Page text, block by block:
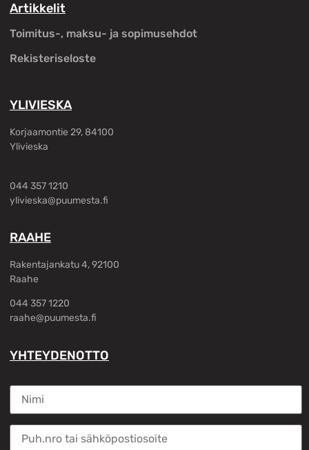
Artikkelit
Toimitus-, maksu- ja sopimusehdot
Rekisteriseloste
YLIVIESKA
Korjaamontie 29, 84100
Ylivieska
044 357 1210
ylivieska@puumesta.fi
RAAHE
Rakentajankatu 4, 92100
Raahe
044 357 1220
raahe@puumesta.fi
YHTEYDENOTTO